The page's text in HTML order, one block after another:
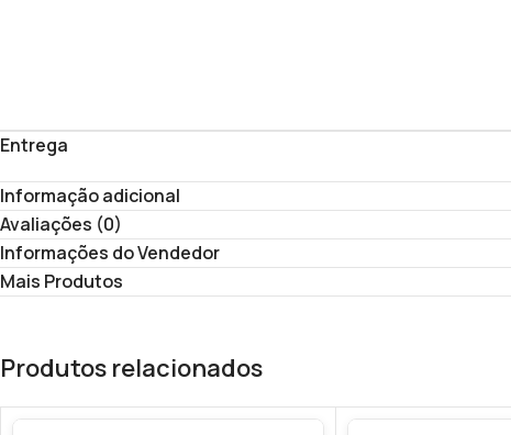
Entrega
Informação adicional
Avaliações (0)
Informações do Vendedor
Mais Produtos
Produtos relacionados